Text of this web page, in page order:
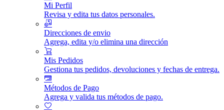
Mi Perfil
Revisa y edita tus datos personales.
Direcciones de envio
Agrega, edita y/o elimina una dirección
Mis Pedidos
Gestiona tus pedidos, devoluciones y fechas de entrega.
Métodos de Pago
Agrega y valida tus métodos de pago.